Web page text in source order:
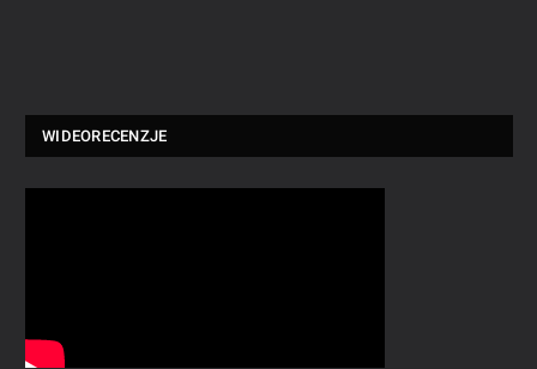
WIDEORECENZJE